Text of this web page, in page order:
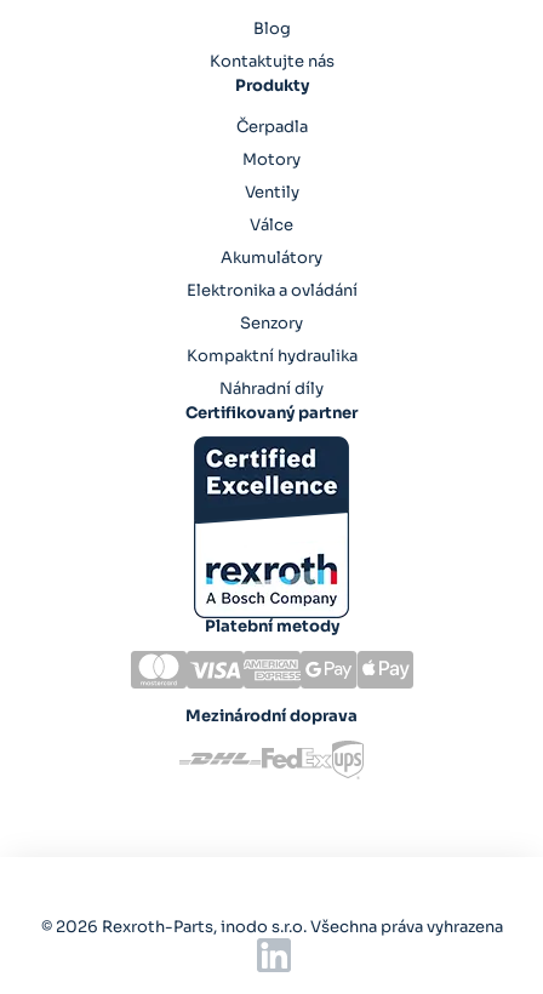
Blog
Kontaktujte nás
Produkty
Čerpadla
Motory
Ventily
Válce
Akumulátory
Elektronika a ovládání
Senzory
Kompaktní hydraulika
Náhradní díly
Certifikovaný partner
Platební metody
Mezinárodní doprava
© 2026 Rexroth-Parts, inodo s.r.o. Všechna práva vyhrazena